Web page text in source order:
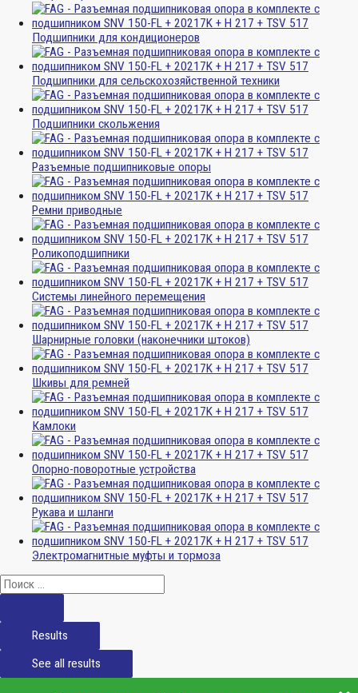
Подшипники для кондиционеров
Подшипники для сельскохозяйственной техники
Подшипники скольжения
Разъемные подшипниковые опоры
Ремни приводные
Роликоподшипники
Системы линейного перемещения
Шарнирные головки (наконечники штоков)
Шкивы для ремней
Камлоки
Опорно-поворотные устройства
Рукава и шланги
Электромагнитные муфты и тормоза
Results
See all results